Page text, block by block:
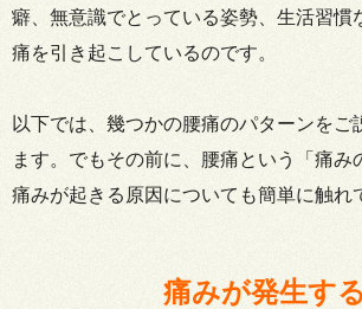
癖、無意識でとっている姿勢、生活習慣
痛を引き起こしているのです。
以下では、幾つかの腰痛のパターンをご
ます。でもその前に、腰痛という「痛み
痛みが起きる原因についても簡単に触れ
痛みが発生する